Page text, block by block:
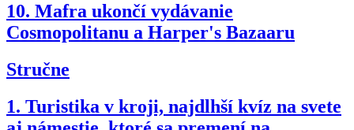
10. Mafra ukončí vydávanie
Cosmopolitanu a Harper's Bazaaru
Stručne
1. Turistika v kroji, najdlhší kvíz na svete